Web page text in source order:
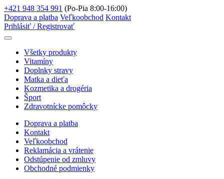
+421 948 354 991 (Po-Pia 8:00-16:00)
Doprava a platba Veľkoobchod Kontakt
Prihlásiť / Registrovať
Všetky produkty
Vitamíny
Doplnky stravy
Matka a dieťa
Kozmetika a drogéria
Šport
Zdravotnícke pomôcky
Doprava a platba
Kontakt
Veľkoobchod
Reklamácia a vrátenie
Odstúpenie od zmluvy
Obchodné podmienky